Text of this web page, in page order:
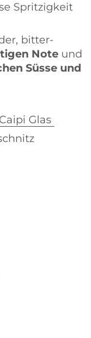
Spritzigkeit
bitter-
Note und
Süsse und
Glas